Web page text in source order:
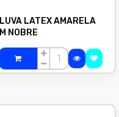
LUVA LATEX AMARELA
M NOBRE